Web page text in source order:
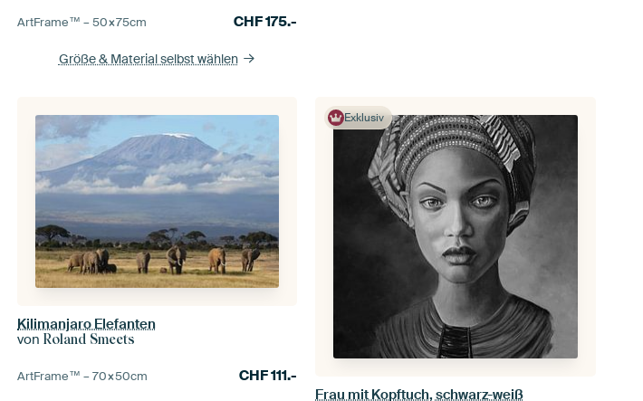
ArtFrame™ –50×75cm CHF175.-
Größe & Material selbst wählen
Kilimanjaro Elefanten
vonRoland Smeets
ArtFrame™ –70×50cm CHF111.-
Exklusiv
Frau mit Kopftuch, schwarz-weiß